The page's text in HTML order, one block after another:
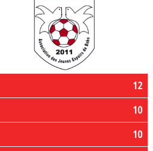
12
10
10